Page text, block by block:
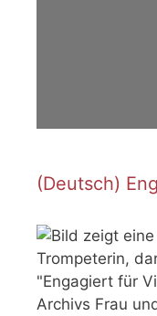
(Deutsch)